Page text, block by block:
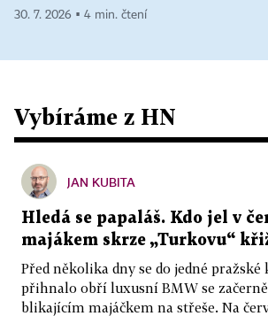
30. 7. 2026 ▪ 4 min. čtení
Vybíráme z HN
JAN KUBITA
Hledá se papaláš. Kdo jel v
majákem skrze „Turkovu“
Před několika dny se do jedné
přihnalo obří luxusní BMW se
blikajícím majáčkem na střeše. Na